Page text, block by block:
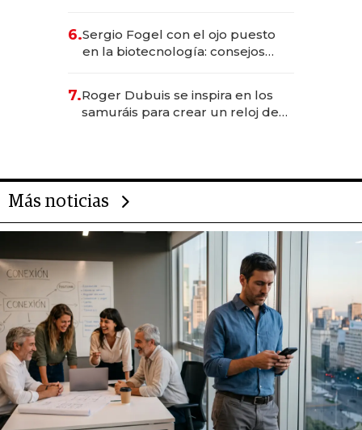
6.Sergio Fogel con el ojo puesto
en la biotecnología: consejos
rol de la IA
7.Roger Dubuis se inspira en los
samuráis para crear un reloj de
Más noticias